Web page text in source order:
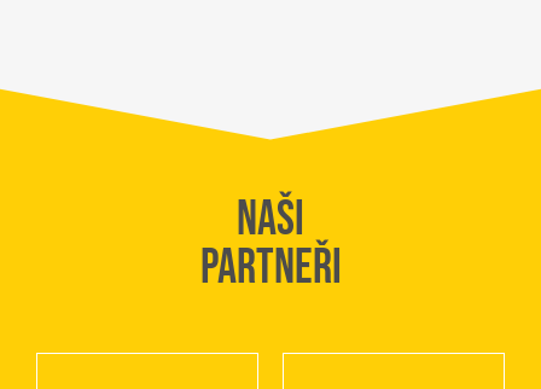
Naši
PARTNEŘI